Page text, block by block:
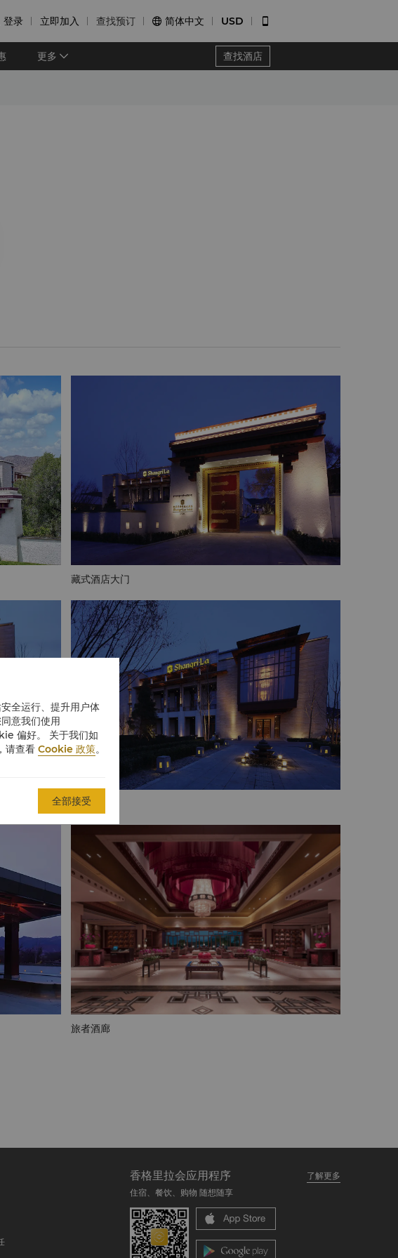
登录 立即加入 查找预订  简体中文 USD 
更多 查找酒店
藏式酒店大门
酒店喷泉
旅者酒廊
香格里拉会应用程序
了解更多
住宿、餐饮、购物 随想随享
全运行、提升用户体
意我们使用
偏好。 关于我们如
请查看 Cookie 政策。
全部接受